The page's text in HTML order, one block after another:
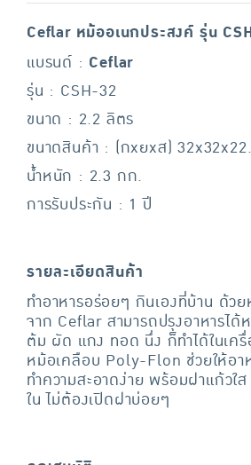
Ceflar หม้ออเนกประสงค์ รุ่น
แบรนด์ : Ceflar
รุ่น : CSH-32
ขนาด : 2.2 ลิตร
ขนาดสินค้า : (กxยxส)
น้ำหนัก : 2.3 กก.
การรับประกัน : 1 ปี
รายละเอียดสินค้า
ทำอาหารอร่อยๆ กินเองที่บ้าน ด้ว
จาก Ceflar สามารถปรุงอาหารได้
ต้ม ผัด แกง ทอด นึ่ง ก็ทำได้ในเครื่
หม้อเคลือบ Poly-Flon ช่วยให้อา
ทำความสะอาดง่าย พร้อมฝาแก้วใ
ใน ไม่ต้องเปิดฝาบ่อยๆ